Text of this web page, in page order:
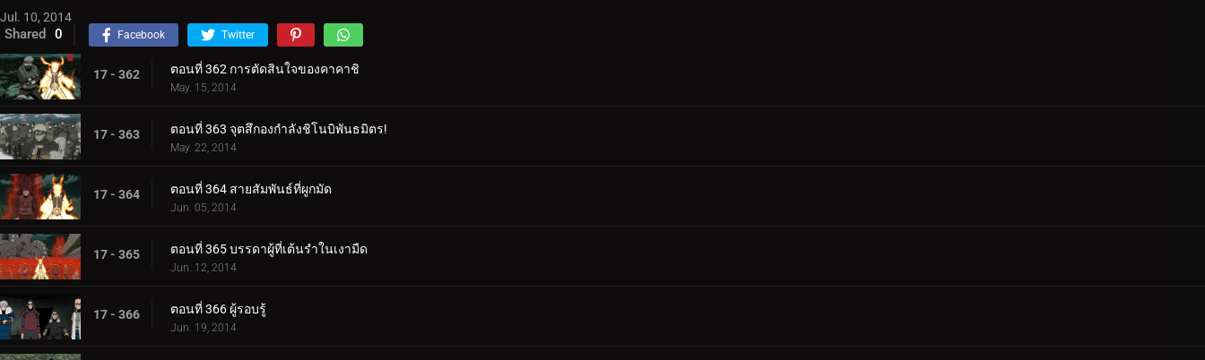
Jul. 10, 2014
Shared 0 Facebook Twitter
17 - 362 ตอนที่ 362 การตัดสินใจของคาคาชิ
May. 15, 2014
17 - 363 ตอนที่ 363 จุตสึกองกำลังชิโนบิพันธมิตร!
May. 22, 2014
17 - 364 ตอนที่ 364 สายสัมพันธ์ที่ผูกมัด
Jun. 05, 2014
17 - 365 ตอนที่ 365 บรรดาผู้ที่เต้นรำในเงามืด
Jun. 12, 2014
17 - 366 ตอนที่ 366 ผู้รอบรู้
Jun. 19, 2014